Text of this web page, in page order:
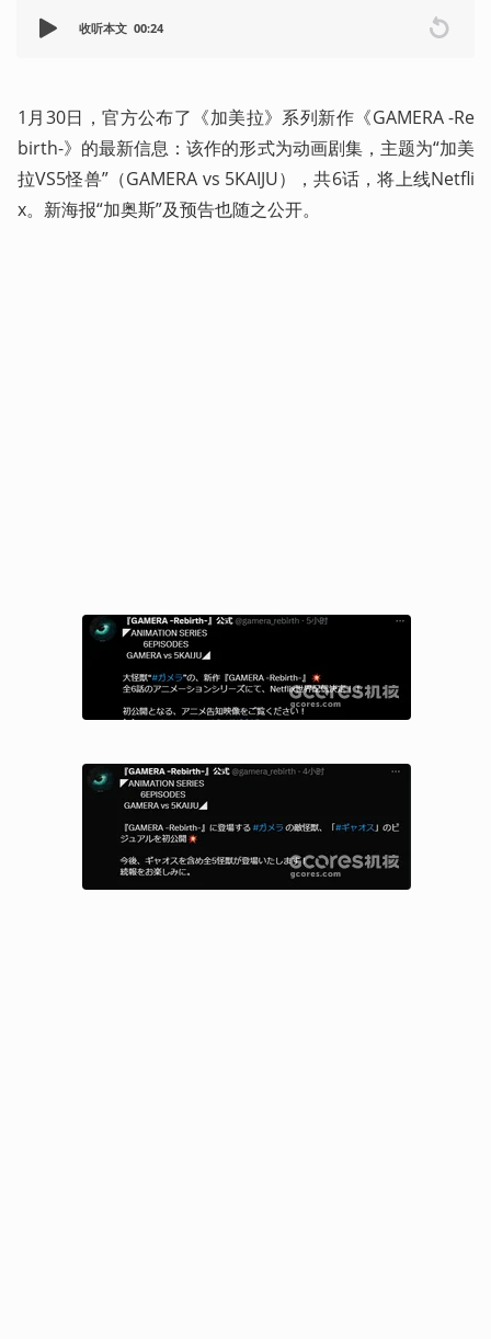
收听本文 00:24
1月30日，官方公布了《加美拉》系列新作《GAMERA -Re
birth-》的最新信息：该作的形式为动画剧集，主题为“加美
拉VS5怪兽”（GAMERA vs 5KAIJU），共6话，将上线Netfli
x。新海报“加奥斯”及预告也随之公开。